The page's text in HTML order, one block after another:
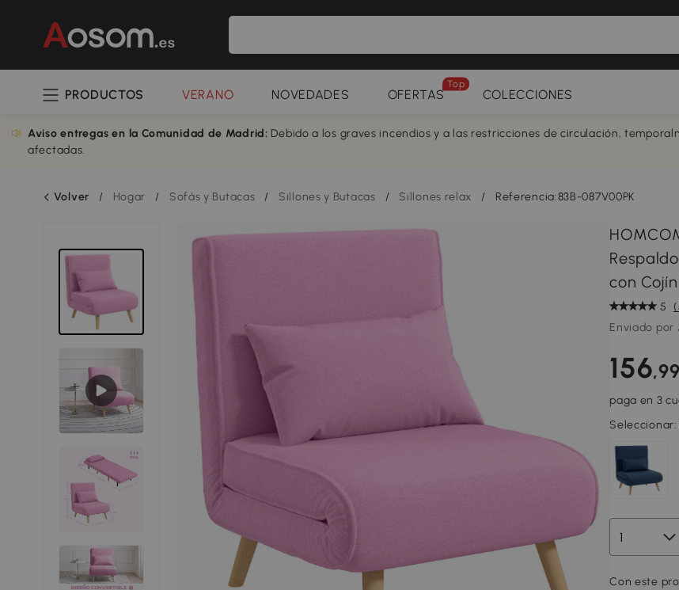
PRODUCTOS VERANO NOVEDADES OFERTAS
Top
COLECCIONES
Aviso entregas en la Comunidad de Madrid: Debido a los graves incendios y a las restricciones de circulación,
afectadas.
Volver / Hogar / Sofás y Butacas / Sillones y Butacas / Sillones relax / Referencia:83B-087V00PK
con
5
Enviado por
156
paga en 3
Seleccionar:
Con este